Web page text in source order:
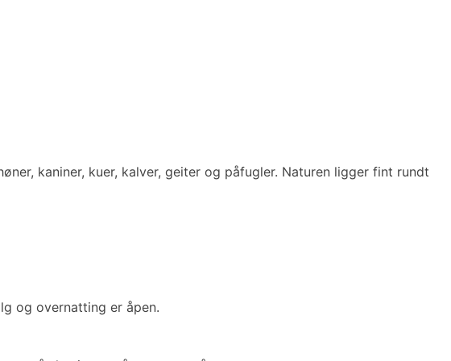
kaniner, kuer, kalver, geiter og påfugler. Naturen ligger fint rundt
og overnatting er åpen.